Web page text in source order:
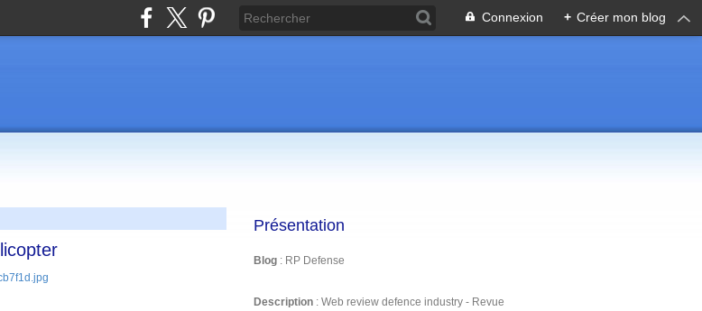
Connexion + Créer mon blog
Présentation
Blog : RP Defense
Description : Web review defence industry - Revue